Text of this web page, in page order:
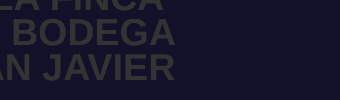
BODEGA
JAVIER